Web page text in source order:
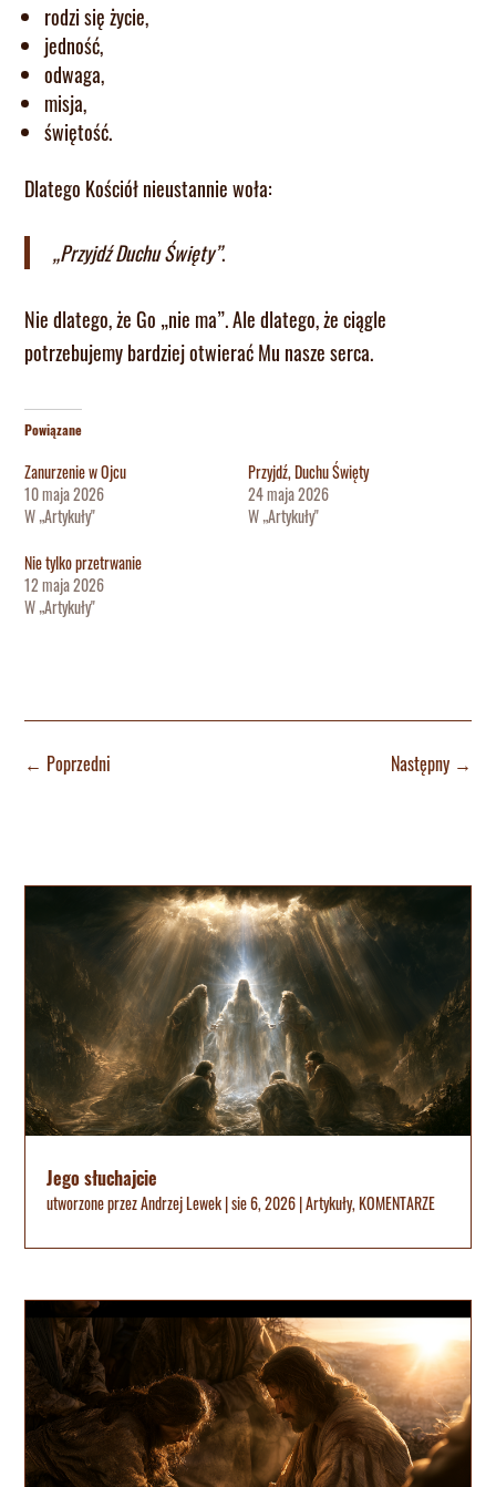
rodzi się życie,
jedność,
odwaga,
misja,
świętość.
Dlatego Kościół nieustannie woła:
„Przyjdź Duchu Święty”.
Nie dlatego, że Go „nie ma”. Ale dlatego, że ciągle
potrzebujemy bardziej otwierać Mu nasze serca.
Powiązane
Zanurzenie w Ojcu
10 maja 2026
W „Artykuły"
Przyjdź, Duchu Święty
24 maja 2026
W „Artykuły"
Nie tylko przetrwanie
12 maja 2026
W „Artykuły"
← Poprzedni Następny→
Jego słuchajcie
utworzone przezAndrzej Lewek|sie 6, 2026|Artykuły,KOMENTARZE